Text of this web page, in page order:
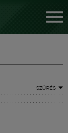
SZŰRÉS